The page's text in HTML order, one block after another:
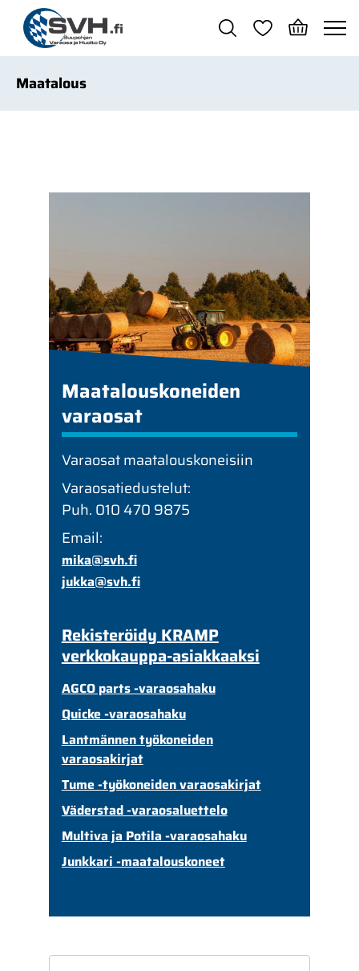
Siirry pääsisältöön
Maatalous
Maatalouskoneiden
varaosat
Varaosat maatalouskoneisiin
Varaosatiedustelut:
Puh. 010 470 9875
Email:
mika@svh.fi
jukka@svh.fi
Rekisteröidy KRAMP
verkkokauppa-asiakkaaksi
AGCO parts -varaosahaku
Quicke -varaosahaku
Lantmännen työkoneiden
varaosakirjat
Tume -työkoneiden varaosakirjat
Väderstad -varaosaluettelo
Multiva ja Potila -varaosahaku
Junkkari -maatalouskoneet